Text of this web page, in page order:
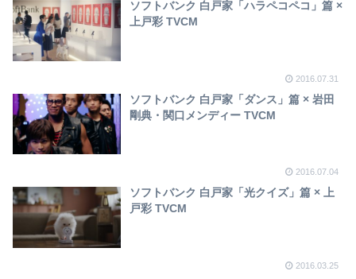
ソフトバンク 白戸家「ハラペコペコ」篇 ×
上戸彩 TVCM
2016.07.31
ソフトバンク 白戸家「ダンス」篇 × 岩田
剛典・関口メンディー TVCM
2016.07.04
ソフトバンク 白戸家「光クイズ」篇 × 上
戸彩 TVCM
2016.03.25